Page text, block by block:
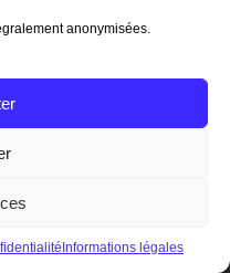
anonymisées.
Informations légales
compteur de
sur la case
(rien n’est jamais
la case où a eu